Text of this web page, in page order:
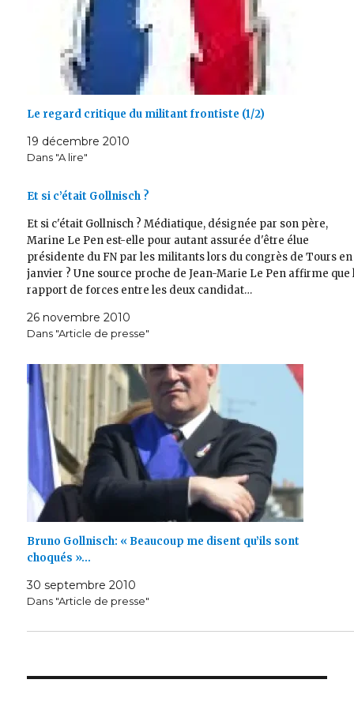
Le regard critique du militant frontiste (1/2)
19 décembre 2010
Dans "A lire"
Et si c’était Gollnisch ?
Et si c'était Gollnisch ? Médiatique, désignée par son père,
Marine Le Pen est-elle pour autant assurée d'être élue
présidente du FN par les militants lors du congrès de Tours en
janvier ? Une source proche de Jean-Marie Le Pen affirme que
rapport de forces entre les deux candidat…
26 novembre 2010
Dans "Article de presse"
Bruno Gollnisch: « Beaucoup me disent qu’ils sont
choqués »…
30 septembre 2010
Dans "Article de presse"